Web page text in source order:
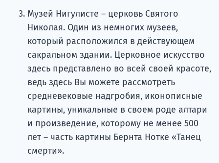
Музей Нигулисте – церковь Святого
Николая. Один из немногих музеев,
который расположился в действующем
сакральном здании. Церковное искусство
здесь представлено во всей своей красоте,
ведь здесь Вы можете рассмотреть
средневековые надгробия, иконописные
картины, уникальные в своем роде алтари
и произведение, которому не менее 500
лет – часть картины Бернта Нотке «Танец
смерти».